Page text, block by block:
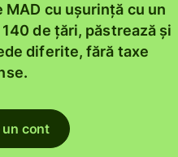
cu ușurință cu un
de țări, păstrează și
diferite, fără taxe
un cont